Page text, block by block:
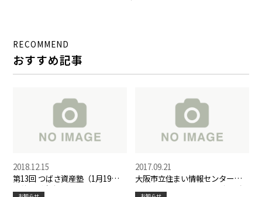
RECOMMEND
おすすめ記事
第13回 つばさ資産塾（1月19日）
開催のご案内
2018.12.15
大阪市立住まい情報センタータ
イアップ セミナー「空き家予防
2017.09.21